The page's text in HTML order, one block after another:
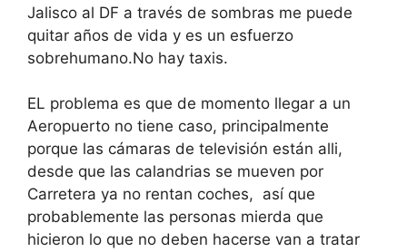
Jalisco al DF a través de sombras me puede
quitar años de vida y es un esfuerzo
sobrehumano.No hay taxis.
EL problema es que de momento llegar a un
Aeropuerto no tiene caso, principalmente
porque las cámaras de televisión están alli,
desde que las calandrias se mueven por
Carretera ya no rentan coches, así que
probablemente las personas mierda que
hicieron lo que no deben hacerse van a tratar